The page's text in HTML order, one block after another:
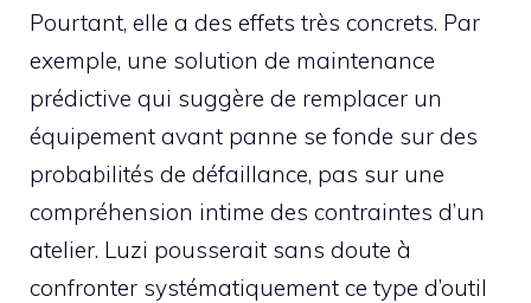
Pourtant, elle a des effets très concrets. Par
exemple, une solution de maintenance
prédictive qui suggère de remplacer un
équipement avant panne se fonde sur des
probabilités de défaillance, pas sur une
compréhension intime des contraintes d’un
atelier. Luzi pousserait sans doute à
confronter systématiquement ce type d’outil